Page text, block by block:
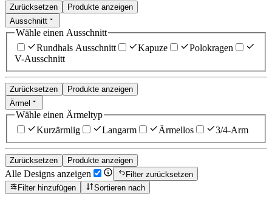
Zurücksetzen
Produkte anzeigen
Ausschnitt
Wähle einen Ausschnitt
Rundhals Ausschnitt
Kapuze
Polokragen
V-Ausschnitt
Zurücksetzen
Produkte anzeigen
Ärmel
Wähle einen Ärmeltyp
Kurzärmlig
Langarm Ärmellos 3/4-Arm
Zurücksetzen Produkte anzeigen
Alle Designs anzeigen
Filter zurücksetzen
Filter hinzufügen
Sortieren nach